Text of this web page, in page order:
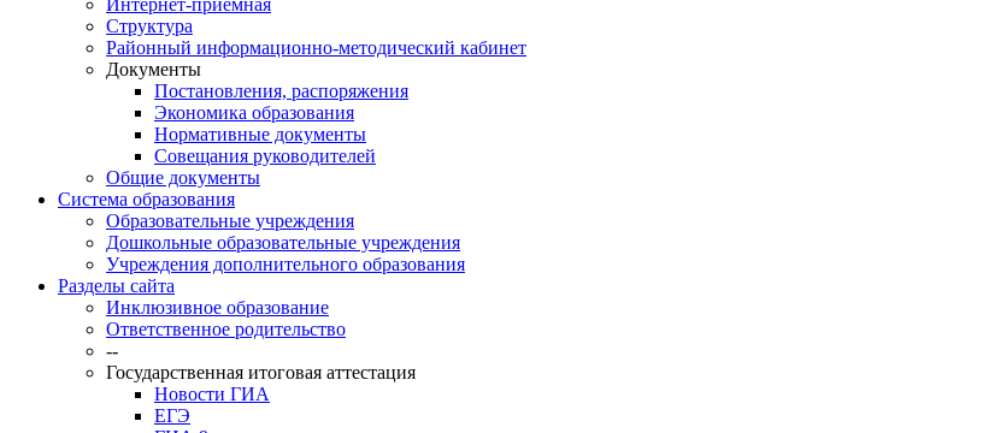
Интернет-приёмная
Структура
Районный информационно-методический кабинет
Документы
Постановления, распоряжения
Экономика образования
Нормативные документы
Совещания руководителей
Общие документы
Система образования
Образовательные учреждения
Дошкольные образовательные учреждения
Учреждения дополнительного образования
Разделы сайта
Инклюзивное образование
Ответственное родительство
--
Государственная итоговая аттестация
Новости ГИА
ЕГЭ